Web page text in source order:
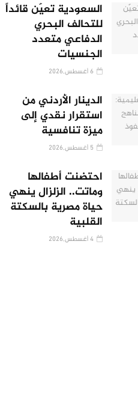
السعودية تعيّن قائداً
للتحالف البحري
الدفاعي متعدد
الجنسيات
الدينار الأردني من
استقرار نقدي إلى
ميزة تنافسية
احتضنت أطفالها
وماتت.. الزلزال ينهي
حياة مصرية بالسكتة
القلبية